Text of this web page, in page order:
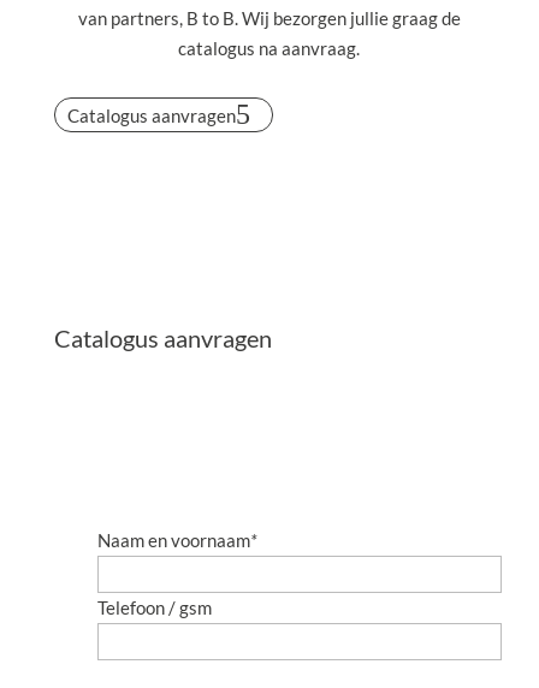
van partners, B to B. Wij bezorgen jullie graag de
catalogus na aanvraag.
Catalogus aanvragen
Catalogus aanvragen
Naam en voornaam*
Telefoon / gsm